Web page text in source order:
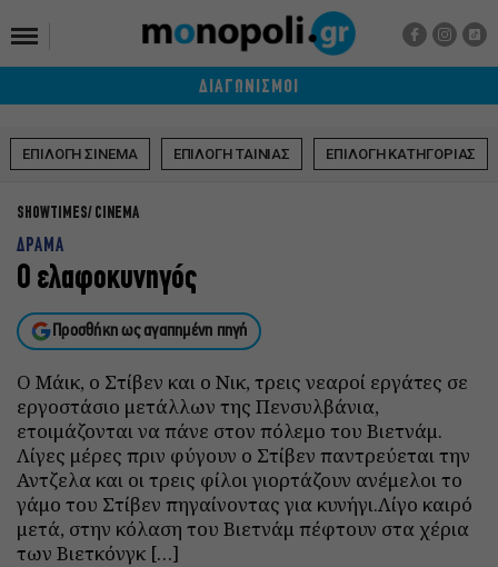
ΔΙΑΓΩΝΙΣΜΟΙ
ΕΠΙΛΟΓΗ ΣΙΝΕΜΑ ΕΠΙΛΟΓΗ ΤΑΙΝΙΑΣ ΕΠΙΛΟΓΗ ΚΑΤΗΓΟΡΙΑΣ
SHOWTIMES CINEMA
ΔΡΑΜΑ
Ο ελαφοκυνηγός
Προσθήκη ως αγαπημένη πηγή
Ο Μάικ, ο Στίβεν και ο Νικ, τρεις νεαροί εργάτες σε
εργοστάσιο μετάλλων της Πενσυλβάνια,
ετοιμάζονται να πάνε στον πόλεμο του Βιετνάμ.
Λίγες μέρες πριν φύγουν ο Στίβεν παντρεύεται την
Αντζελα και οι τρεις φίλοι γιορτάζουν ανέμελοι το
γάμο του Στίβεν πηγαίνοντας για κυνήγι.Λίγο καιρό
μετά, στην κόλαση του Βιετνάμ πέφτουν στα χέρια
των Βιετκόνγκ […]